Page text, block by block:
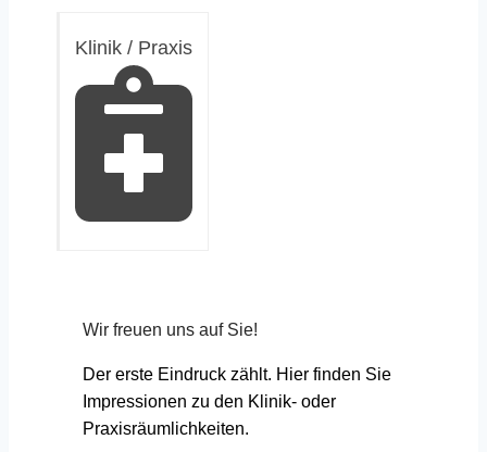
Klinik / Praxis
Wir freuen uns auf Sie!
Der erste Eindruck zählt. Hier finden Sie
Impressionen zu den Klinik- oder
Praxisräumlichkeiten.